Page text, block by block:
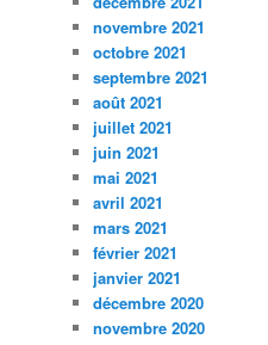
novembre 2021
octobre 2021
septembre 2021
août 2021
juillet 2021
juin 2021
mai 2021
avril 2021
mars 2021
février 2021
janvier 2021
décembre 2020
novembre 2020